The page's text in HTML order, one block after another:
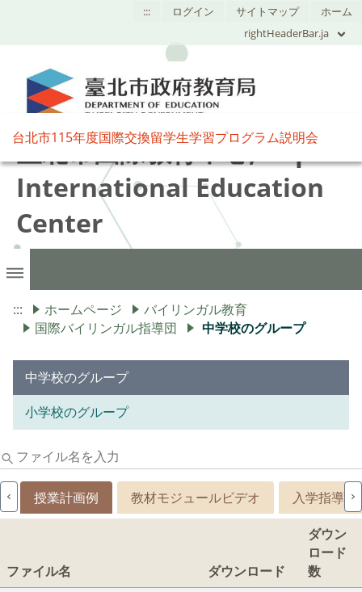
::: ログイン サイトマップ
ホーム
rightHeaderBar.ja
臺北市國際教育中心,Taipei
International Education
Center
台北市115年度国際交換留学生学習プログラム説明会
::: ホームページ
バイリンガル教育
国際バイリンガル指導団
中学校のグループ
中学校のグループ
小学校のグループ
フ
ァ
イ
ル
入
力
授業計画例
ファイル名 ダウンロード
ダウン
ロード
数
教材モジュールビデオ 入学指導申